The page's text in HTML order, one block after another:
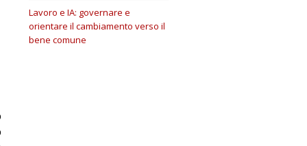
Lavoro e IA: governare e
orientare il cambiamento verso il
bene comune